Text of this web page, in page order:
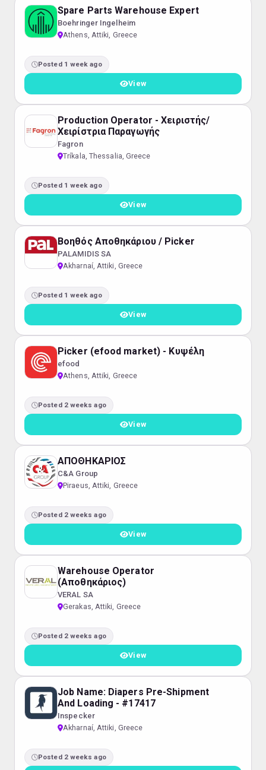
Spare Parts Warehouse Expert
Boehringer Ingelheim
Athens, Attiki, Greece
Posted 1 week ago
View
Production Operator - Χειριστής/
Χειρίστρια Παραγωγής
Fagron
Tríkala, Thessalia, Greece
Posted 1 week ago
View
Βοηθός Αποθηκάριου / Picker
PALAMIDIS SA
Akharnaí, Attiki, Greece
Posted 1 week ago
View
Picker (efood market) - Κυψέλη
efood
Athens, Attiki, Greece
Posted 2 weeks ago
View
ΑΠΟΘΗΚΑΡΙΟΣ
C&A Group
Piraeus, Attiki, Greece
Posted 2 weeks ago
View
Warehouse Operator
(Αποθηκάριος)
VERAL SA
Gerakas, Attiki, Greece
Posted 2 weeks ago
View
Job Name: Diapers Pre-Shipment
And Loading - #17417
Inspecker
Akharnaí, Attiki, Greece
Posted 2 weeks ago